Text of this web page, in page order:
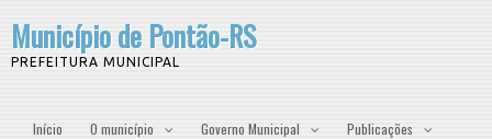
Município de Pontão-RS
PREFEITURA MUNICIPAL
Início O município Governo Municipal Publicações